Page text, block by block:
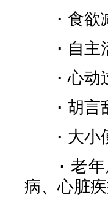
· 食欲
· 自主
·心动
· 胡言
· 大小
·老
病、心脏